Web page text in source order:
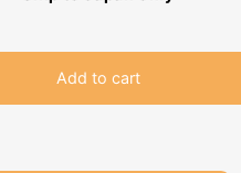
Add to cart